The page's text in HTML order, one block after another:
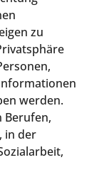
zu
werden.
Berufen,
, in der